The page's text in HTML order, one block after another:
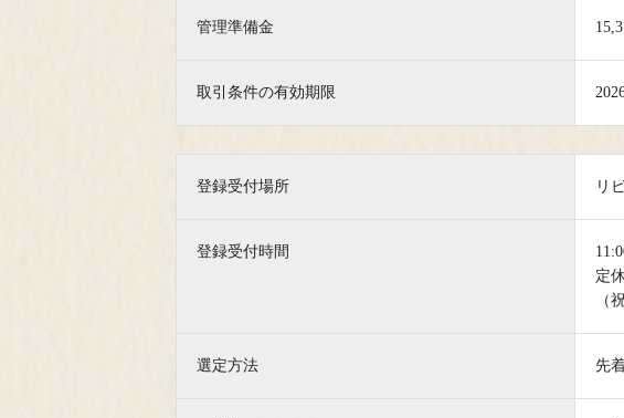
管理準備金
取引条件の有効期限
登録受付場所 リ
登録受付時間
定
（
選定方法 先